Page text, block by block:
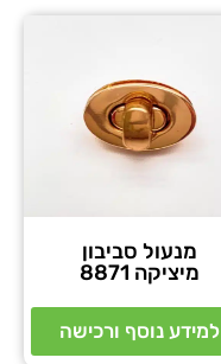
מנעול סביבון
מיציקה 8871
למידע נוסף ורכישה